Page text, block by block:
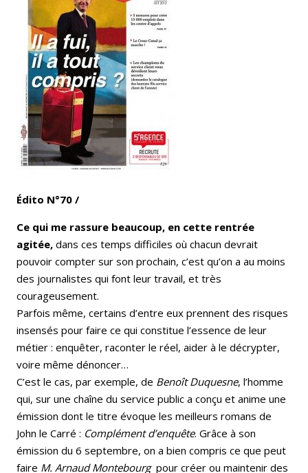
Édito N°70 /
Ce qui me rassure beaucoup, en cette rentrée
agitée, dans ces temps difficiles où chacun devrait
pouvoir compter sur son prochain, c’est qu’on a au moins
des journalistes qui font leur travail, et très
courageusement.
Parfois même, certains d’entre eux prennent des risques
insensés pour faire ce qui constitue l’essence de leur
métier : enquêter, raconter le réel, aider à le décrypter,
voire même dénoncer…
C’est le cas, par exemple, de Benoît Duquesne, l’homme
qui, sur une chaîne du service public a conçu et anime une
émission dont le titre évoque les meilleurs romans de
John le Carré : Complément d’enquête. Grâce à son
émission du 6 septembre, on a bien compris ce que peut
faire M. Arnaud Montebourgpour créer ou maintenir des